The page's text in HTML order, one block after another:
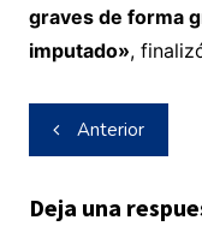
graves de forma
imputado»,
Navegación
de
entradas
Anterior
Deja una